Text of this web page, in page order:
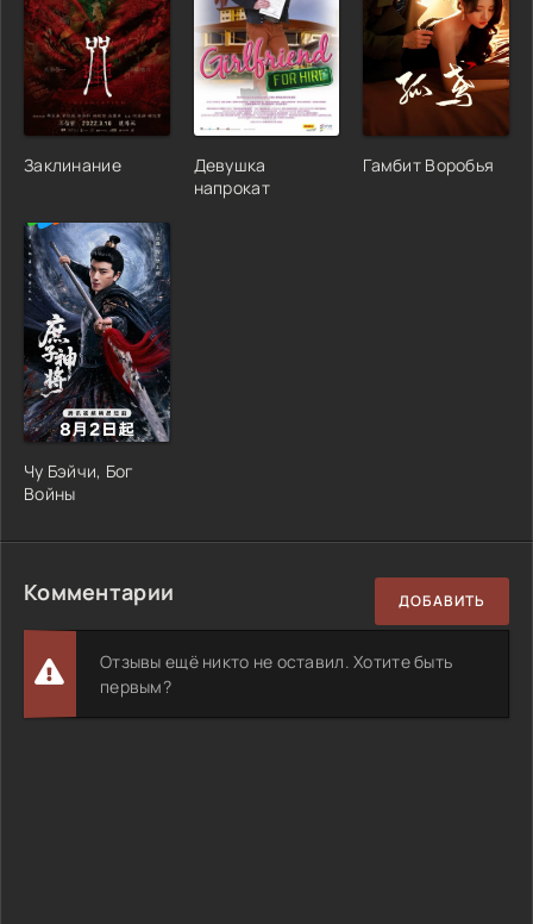
Заклинание
Девушка
напрокат
Гамбит Воробья
Чу Бэйчи, Бог
Войны
Комментарии ДОБАВИТЬ
Отзывы ещё никто не оставил. Хотите быть
первым?